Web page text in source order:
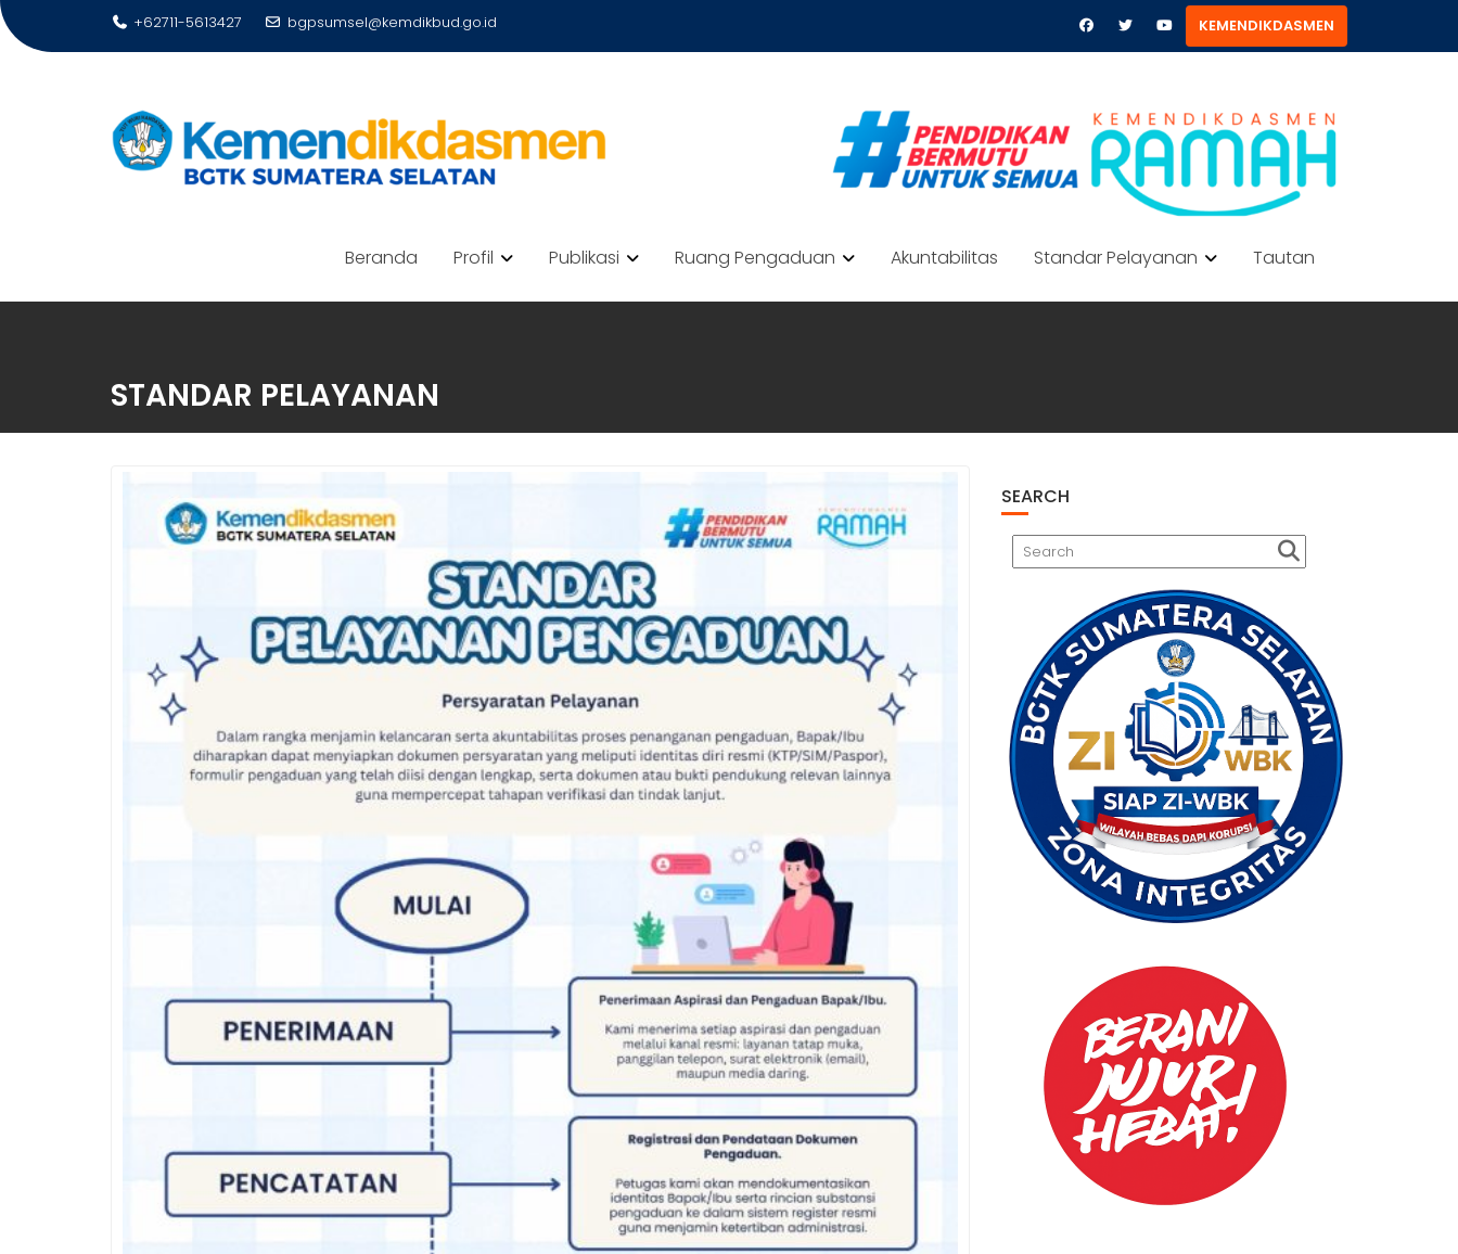
Skip
to
+62711-5613427 bgpsumsel@kemdikbud.go.id KEMENDIKDASMEN
Beranda Profil Publikasi Ruang Pengaduan Akuntabilitas Standar Pelayanan Tautan
STANDAR PELAYANAN
SEARCH